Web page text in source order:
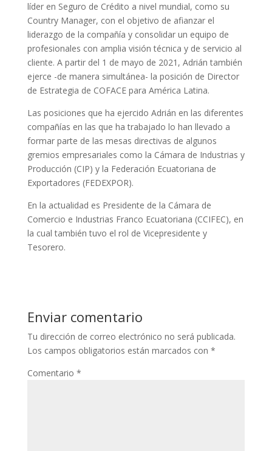
líder en Seguro de Crédito a nivel mundial, como su
Country Manager, con el objetivo de afianzar el
liderazgo de la compañía y consolidar un equipo de
profesionales con amplia visión técnica y de servicio al
cliente. A partir del 1 de mayo de 2021, Adrián también
ejerce -de manera simultánea- la posición de Director
de Estrategia de COFACE para América Latina.
Las posiciones que ha ejercido Adrián en las diferentes
compañías en las que ha trabajado lo han llevado a
formar parte de las mesas directivas de algunos
gremios empresariales como la Cámara de Industrias y
Producción (CIP) y la Federación Ecuatoriana de
Exportadores (FEDEXPOR).
En la actualidad es Presidente de la Cámara de
Comercio e Industrias Franco Ecuatoriana (CCIFEC), en
la cual también tuvo el rol de Vicepresidente y
Tesorero.
Enviar comentario
Tu dirección de correo electrónico no será publicada.
Los campos obligatorios están marcados con *
Comentario *